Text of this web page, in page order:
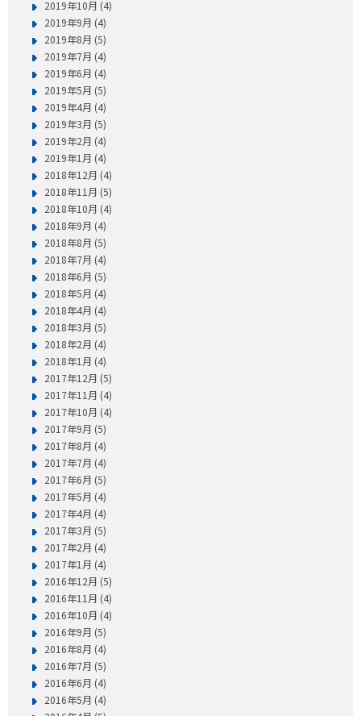
2019年10月 (4)
2019年9月 (4)
2019年8月 (5)
2019年7月 (4)
2019年6月 (4)
2019年5月 (5)
2019年4月 (4)
2019年3月 (5)
2019年2月 (4)
2019年1月 (4)
2018年12月 (4)
2018年11月 (5)
2018年10月 (4)
2018年9月 (4)
2018年8月 (5)
2018年7月 (4)
2018年6月 (5)
2018年5月 (4)
2018年4月 (4)
2018年3月 (5)
2018年2月 (4)
2018年1月 (4)
2017年12月 (5)
2017年11月 (4)
2017年10月 (4)
2017年9月 (5)
2017年8月 (4)
2017年7月 (4)
2017年6月 (5)
2017年5月 (4)
2017年4月 (4)
2017年3月 (5)
2017年2月 (4)
2017年1月 (4)
2016年12月 (5)
2016年11月 (4)
2016年10月 (4)
2016年9月 (5)
2016年8月 (4)
2016年7月 (5)
2016年6月 (4)
2016年5月 (4)